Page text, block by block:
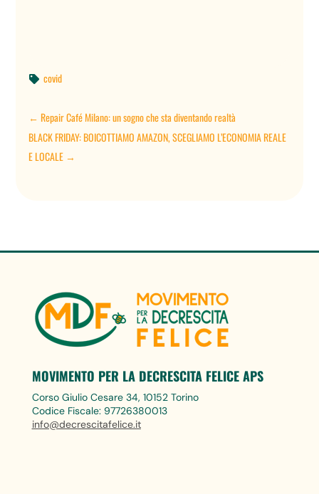
 covid
←Repair Café Milano: un sogno che sta diventando realtà
BLACK FRIDAY: BOICOTTIAMO AMAZON, SCEGLIAMO L’ECONOMIA REALE
E LOCALE →
MOVIMENTO PER LA DECRESCITA FELICE APS
Corso Giulio Cesare 34, 10152 Torino
Codice Fiscale: 97726380013
info@decrescitafelice.it